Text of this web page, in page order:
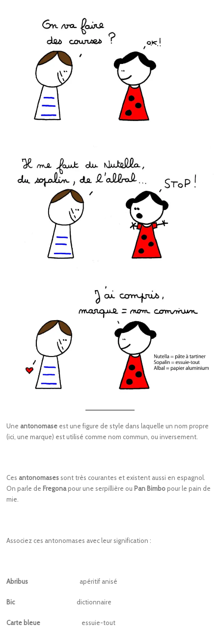
Une antonomase est une figure de style dans laquelle un nom propre
(ici, une marque) est utilisé comme nom commun, ou inversement.
Ces antonomases sont très courantes et existent aussi en espagnol.
On parle de Fregonapour une serpillière ou Pan Bimbopour le pain de
mie.
Associez ces antonomases avec leur signification :
Abribus apéritif anisé
Bic dictionnaire
Carte bleue essuie-tout